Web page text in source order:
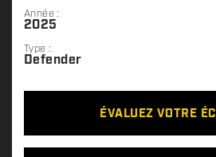
Année :
2025
Type :
Defender
ÉVALUEZ VOTRE